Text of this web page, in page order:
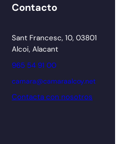
Contacto
Sant Francesc, 10, 03801
Alcoi, Alacant
965 54 91 00
camara@camaraalcoy.net
Contacta con nosotros